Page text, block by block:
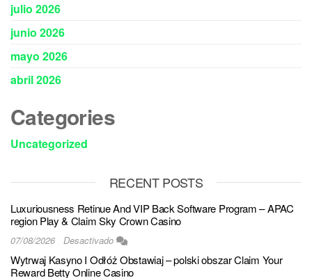
julio 2026
junio 2026
mayo 2026
abril 2026
Categories
Uncategorized
RECENT POSTS
Luxuriousness Retinue And VIP Back Software Program – APAC
region Play & Claim Sky Crown Casino
07/08/2026 Desactivado
Wytrwaj Kasyno I Odłóż Obstawiaj – polski obszar Claim Your
Reward Betty Online Casino